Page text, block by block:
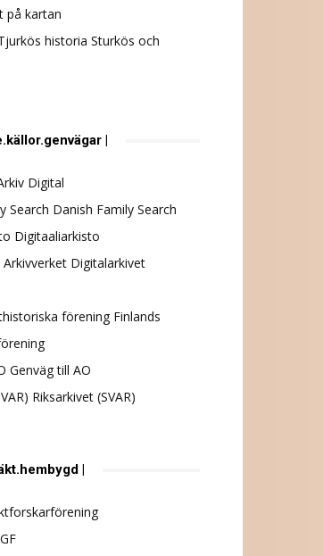
på kartan
Sturkös och
|
Digital
Danish Family Search
Digitaaliarkisto
Digitalarkivet
Finlands
Genväg till AO
Riksarkivet (SVAR)
|